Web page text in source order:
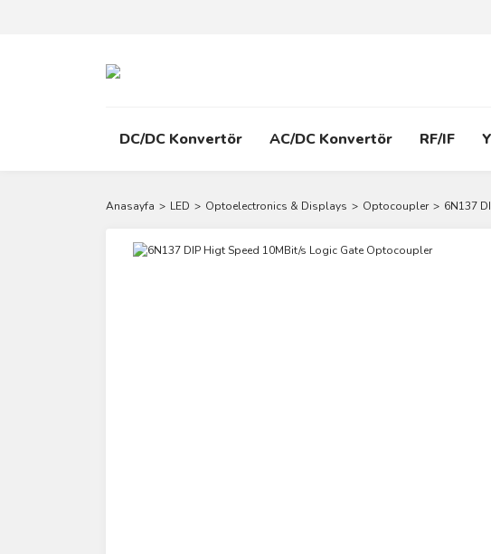
DC/DC Konvertör AC/DC Konvertör RF/IF
Anasayfa LED Optoelectronics & Displays Optocoupler 6N137